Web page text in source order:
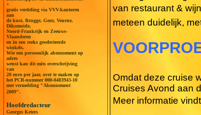
+
gratis verdeling via VVV-kantoren
aan
de kust, Brugge, Gent, Veurne,
Diksmuide,
Noord-Frankrijk en Zeeuws-
Vlaanderen
en in een reeks geselecteerde
winkels.
Wie een persoonlijk abonnement op
adres
wenst kan dit mits overschrijving
van
20 euro per jaar, over te maken op
het PCR-nummer 000-0483943-10
met vermelding "Abonnement
2009".
Hoofdredacteur
Georges Keters
van restaurant &
meteen duidelijk,
Omdat deze cruise
Cruises Avond aan
Meer informatie